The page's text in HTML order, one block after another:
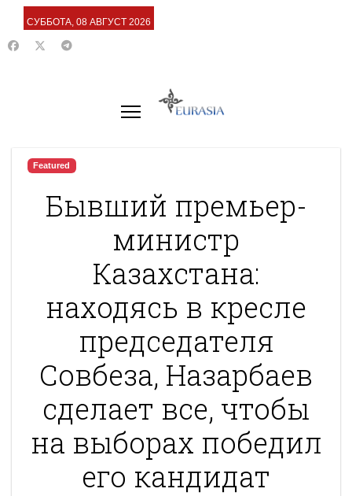
СУББОТА, 08 АВГУСТ 2026
Featured
Бывший премьер-
министр
Казахстана:
находясь в кресле
председателя
Совбеза, Назарбаев
сделает все, чтобы
на выборах победил
его кандидат